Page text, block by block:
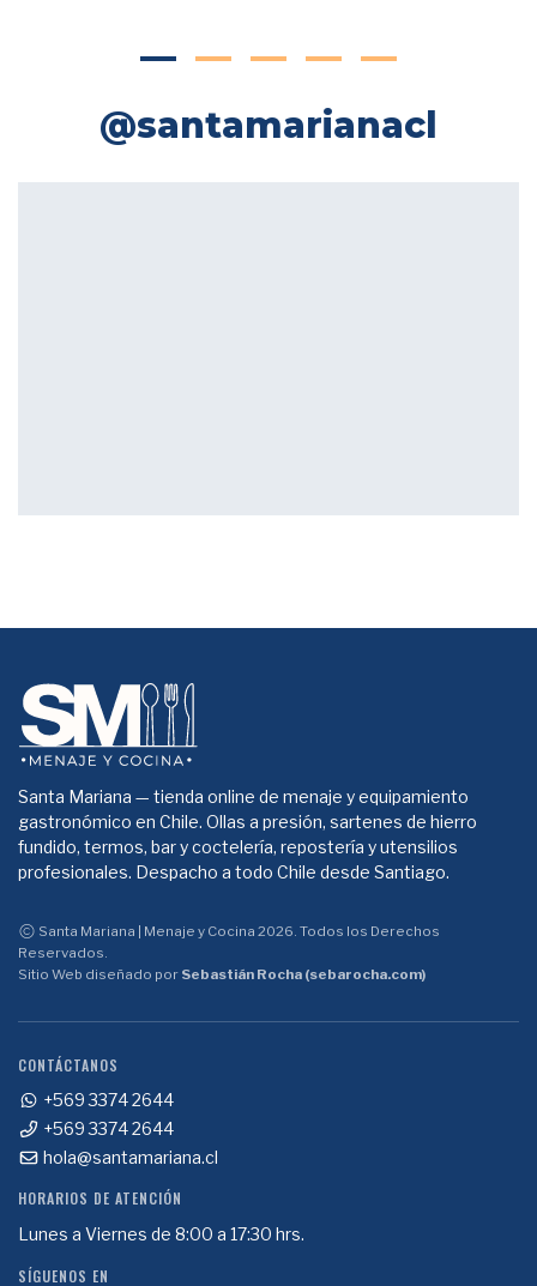
@santamarianacl
Santa Mariana — tienda online de menaje y equipamiento
gastronómico en Chile. Ollas a presión, sartenes de hierro
fundido, termos, bar y coctelería, repostería y utensilios
profesionales. Despacho a todo Chile desde Santiago.
Santa Mariana | Menaje y Cocina 2026. Todos los Derechos
Reservados.
Sitio Web diseñado por Sebastián Rocha (sebarocha.com)
CONTÁCTANOS
+569 3374 2644
+569 3374 2644
hola@santamariana.cl
HORARIOS DE ATENCIÓN
Lunes a Viernes de 8:00 a 17:30 hrs.
SÍGUENOS EN